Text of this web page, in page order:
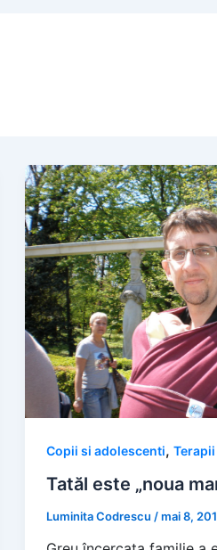
Copii si adolescenti, Terapii
Tatăl este „noua
Luminita Codrescu /mai 8,